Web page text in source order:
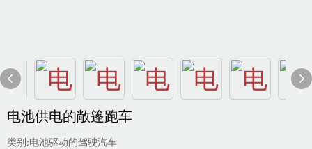
电池供电的敞篷跑车
类别;电池驱动的驾驶汽车